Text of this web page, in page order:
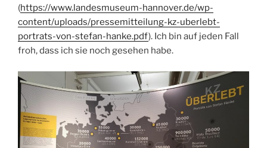
(https://www.landesmuseum-hannover.de/wp-
content/uploads/pressemitteilung-kz-uberlebt-
portrats-von-stefan-hanke.pdf). Ich bin auf jeden Fall
froh, dass ich sie noch gesehen habe.